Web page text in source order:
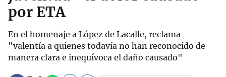
por ETA
En el homenaje a López de Lacalle, reclama
"valentía a quienes todavía no han reconocido de
manera clara e inequívoca el daño causado"